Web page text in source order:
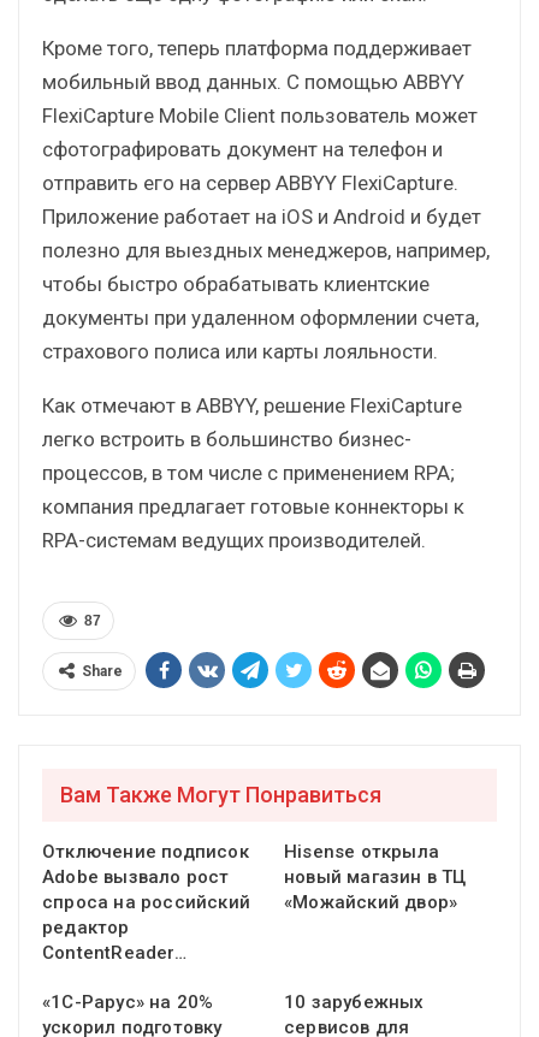
Кроме того, теперь платформа поддерживает
мобильный ввод данных. С помощью ABBYY
FlexiCapture Mobile Client пользователь может
сфотографировать документ на телефон и
отправить его на сервер ABBYY FlexiCapture.
Приложение работает на iOS и Android и будет
полезно для выездных менеджеров, например,
чтобы быстро обрабатывать клиентские
документы при удаленном оформлении счета,
страхового полиса или карты лояльности.
Как отмечают в ABBYY, решение FlexiCapture
легко встроить в большинство бизнес-
процессов, в том числе с применением RPA;
компания предлагает готовые коннекторы к
RPA-системам ведущих производителей.
87
Share
Вам Также Могут Понравиться
Отключение подписок
Adobe вызвало рост
спроса на российский
редактор
ContentReader…
Hisense открыла
новый магазин в ТЦ
«Можайский двор»
«1С-Рарус» на 20%
ускорил подготовку
10 зарубежных
сервисов для